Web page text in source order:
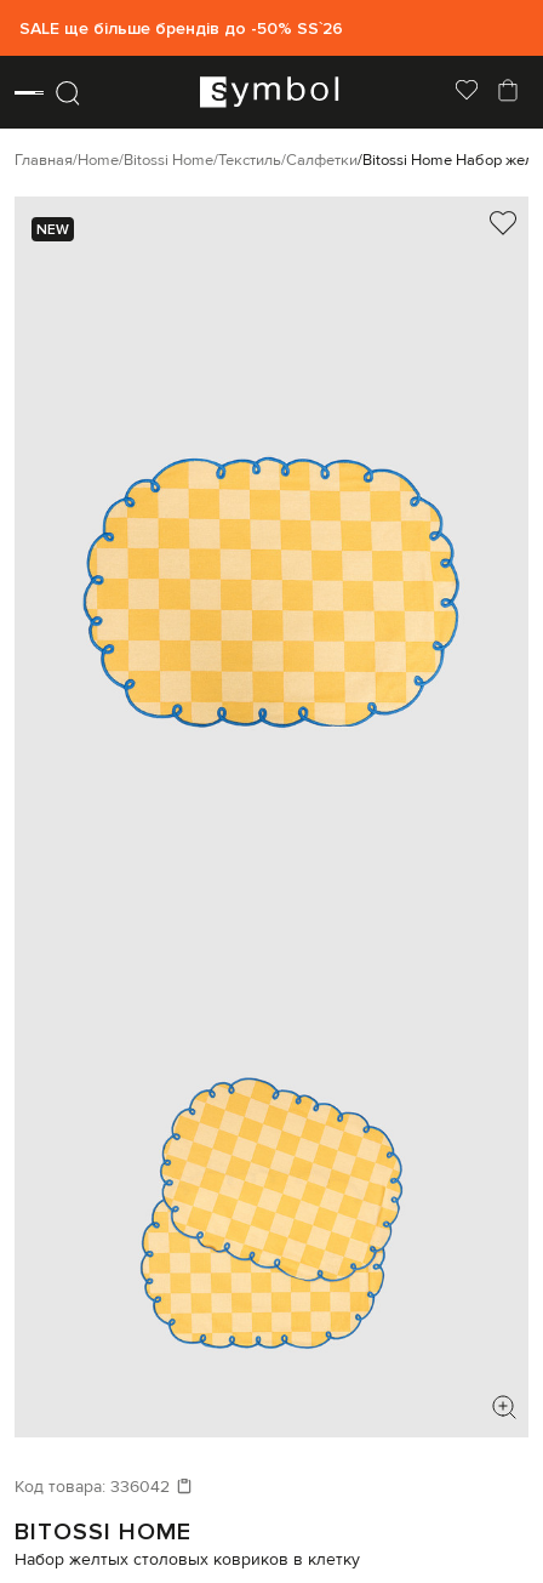
SALE ще більше брендів до -50% SS`26
Главная Home Bitossi Home Текстиль Салфетки Bitossi Home Набор
NEW
Код товара: 336042
BITOSSI HOME
Набор желтых столовых ковриков в клетку